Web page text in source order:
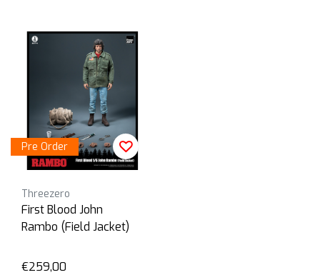
Pre Order
Threezero
First Blood John
Rambo (Field Jacket)
€259,00